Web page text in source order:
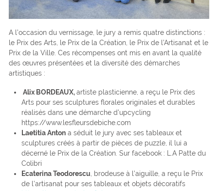
A l’occasion du vernissage, le jury a remis quatre distinctions :
le Prix des Arts, le Prix de la Création, le Prix de l’Artisanat et le
Prix de la Ville. Ces récompenses ont mis en avant la qualité
des œuvres présentées et la diversité des démarches
artistiques :
Alix BORDEAUX,artiste plasticienne, a reçu le Prix des
Arts pour ses sculptures florales originales et durables
réalisés dans une démarche d’upcycling
https://www.lesfleursdebiche.com
Laetitia Antona séduit le jury avec ses tableaux et
sculptures créés à partir de pièces de puzzle, il lui a
décerné le Prix de la Création. Sur facebook : L.A Patte du
Colibri
Ecaterina Teodorescu , brodeuse à l’aiguille, a reçu le Prix
de l’artisanat pour ses tableaux et objets décoratifs